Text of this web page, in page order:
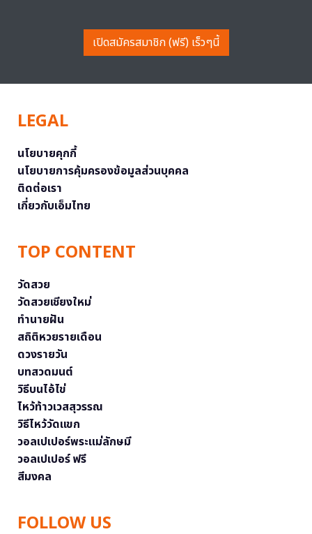
เปิดสมัครสมาชิก (ฟรี) เร็วๆนี้
LEGAL
นโยบายคุกกี้
นโยบายการคุ้มครองข้อมูลส่วนบุคคล
ติดต่อเรา
เกี่ยวกับเอ็มไทย
TOP CONTENT
วัดสวย
วัดสวยเชียงใหม่
ทำนายฝัน
สถิติหวยรายเดือน
ดวงรายวัน
บทสวดมนต์
วิธีบนไอ้ไข่
ไหว้ท้าวเวสสุวรรณ
วิธีไหว้วัดแขก
วอลเปเปอร์พระแม่ลักษมี
วอลเปเปอร์ ฟรี
สีมงคล
FOLLOW US